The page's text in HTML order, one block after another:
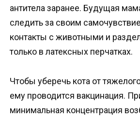
антитела заранее. Будущая
следить за своим
контакты с животными и
только в латексных перчатках.
Чтобы уберечь кота от
ему проводится вакцинация.
минимальная концентрация